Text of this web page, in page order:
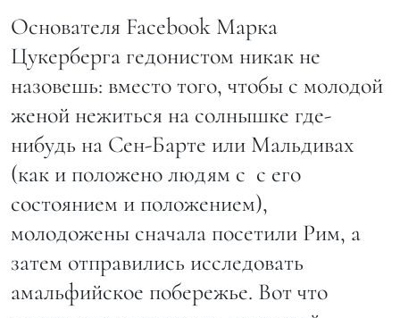
Основателя Facebook Марка
Цукерберга гедонистом никак не
назовешь: вместо того, чтобы с молодой
женой нежиться на солнышке где-
нибудь на Сен-Барте или Мальдивах
(как и положено людям с с его
состоянием и положением),
молодожены сначала посетили Рим, а
затем отправились исследовать
амальфийское побережье. Вот что